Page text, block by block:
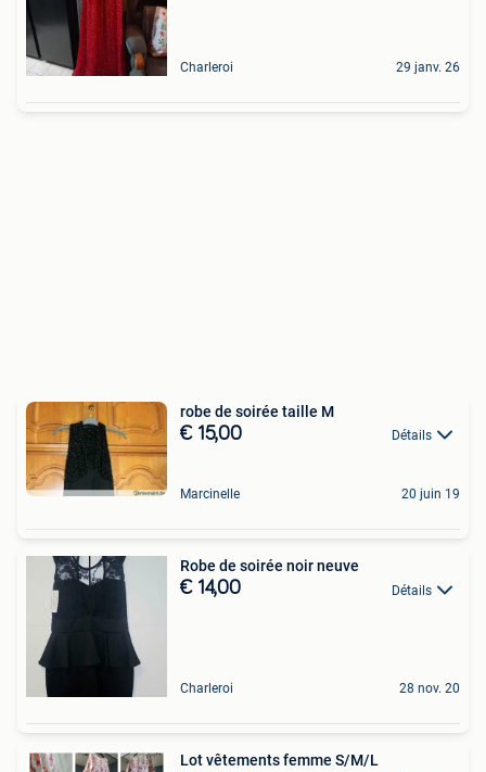
Charleroi 29 janv. 26
robe de soirée taille M
€ 15,00 Détails
Marcinelle 20 juin 19
Robe de soirée noir neuve
€ 14,00 Détails
Charleroi 28 nov. 20
Lot vêtements femme S/M/L